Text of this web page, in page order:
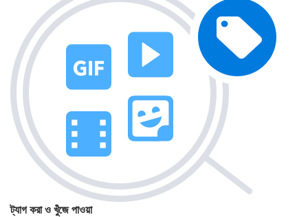
ট্যাগ করা ও খুঁজে পাওয়া